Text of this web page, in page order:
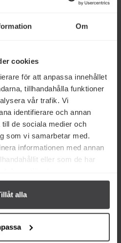
Om
cookies
för att anpassa innehållet
tillhandahålla funktioner
vår trafik. Vi
identifierare och annan
de sociala medier och
som vi samarbetar med.
informationen med annan
eller som de har
alla
Othrys Farms Oregano Kvistar
Torkade 50g
Othrys Farms Rosmarin Torkad